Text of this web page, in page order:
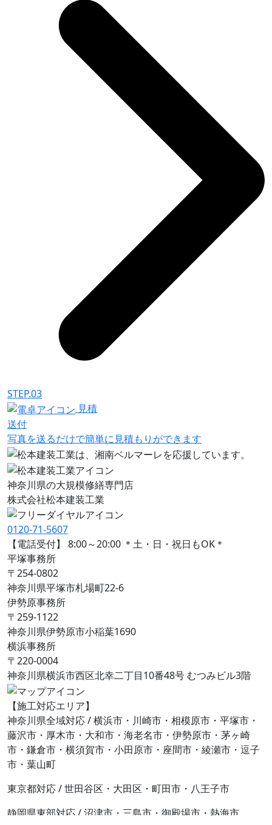
STEP.03
見積
送付
写真を送るだけで簡単に見積もりができます
神奈川県の大規模修繕専門店
株式会社松本建装工業
0120-71-5607
【電話受付】 8:00～20:00 ＊土・日・祝日もOK＊
平塚事務所
〒254-0802
神奈川県平塚市札場町22-6
伊勢原事務所
〒259-1122
神奈川県伊勢原市⼩稲葉1690
横浜事務所
〒220-0004
神奈川県横浜市西区北幸二丁目10番48号 むつみビル3階
【施工対応エリア】
神奈川県全域対応 / 横浜市・川崎市・相模原市・平塚市・
藤沢市・厚木市・大和市・海老名市・伊勢原市・茅ヶ崎
市・鎌倉市・横須賀市・小田原市・座間市・綾瀬市・逗子
市・葉山町
東京都対応 / 世田谷区・大田区・町田市・八王子市
静岡県東部対応 / 沼津市・三島市・御殿場市・熱海市